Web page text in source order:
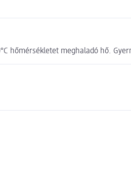
hőmérsékletet meghaladó hő.